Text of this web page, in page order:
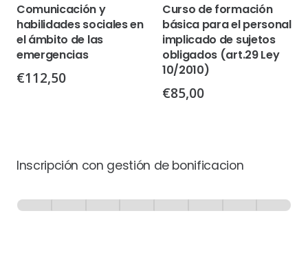
Comunicación y
habilidades sociales en
el ámbito de las
emergencias
€112,50
Curso de formación
básica para el personal
implicado de sujetos
obligados (art.29 Ley
10/2010)
€85,00
Inscripción con gestión de bonificacion
-